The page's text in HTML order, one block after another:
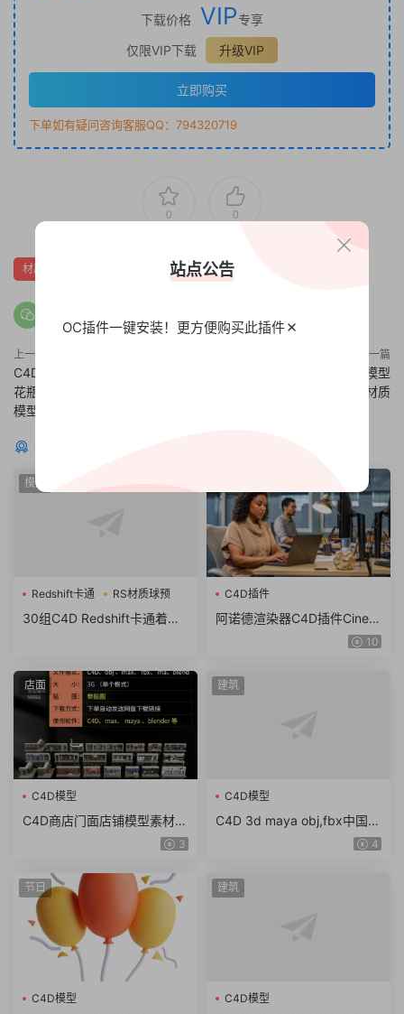
下载价格 VIP专享
仅限VIP下载
升级VIP
立即购买
下单如有疑问咨询客服QQ：794320719
0 0
材质 鱼类 鲸鱼
上一篇
C4D模型 Octane渲染器厨房餐桌
花瓶橱柜整体室内工程材质渲染
模型
下一篇
C4D模型 人体器官大脑基础模型
含材质
猜你喜欢
模型
Redshift卡通 RS材质球预
30组C4D Redshift卡通着色
C4D插件
阿诺德渲染器C4D插件Cinem
a 4D To Arnold v4.6.8.1 WI10
店面
C4D模型
C4D商店门面店铺模型素材
max obj fbx ma KitBash3D3
建筑
C4D模型
C4D 3d maya obj,fbx中国风
东方古建筑临安长安城古城街
4
节日
C4D模型
建筑
C4D模型
站点公告
OC插件一键安装！更方便购买此插件